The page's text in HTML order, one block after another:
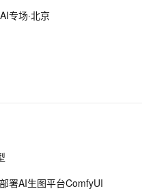
专场·北京
署AI生图平台ComfyUI